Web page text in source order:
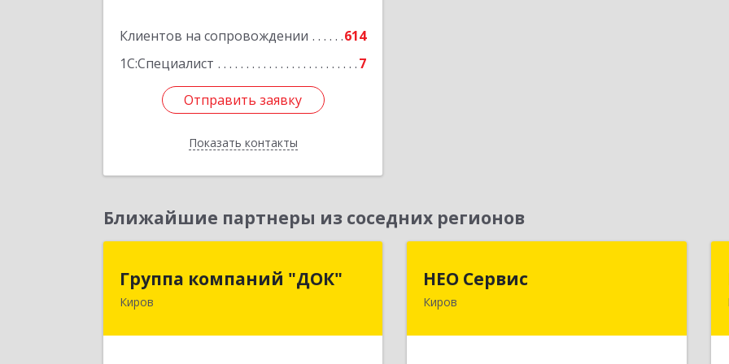
Клиентов на сопровождении
614
1С:Специалист
7
Отправить заявку
Показать контакты
Отправить заявку
Назад
Ближайшие партнеры из соседних регионов
Группа компаний "ДОК"
Киров
Группа компаний "ДОК"
НЕО Сервис
Киров